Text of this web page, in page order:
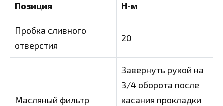
Позиция Н-м
Пробка сливного
отверстия
20
Масляный фильтр
Завернуть рукой на
3/4 оборота после
касания прокладки